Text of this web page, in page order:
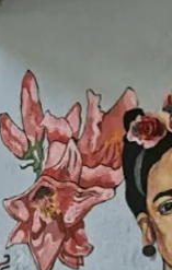
с
подольше в
а